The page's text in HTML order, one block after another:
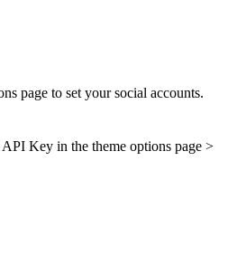
page to set your social accounts.
API Key in the theme options page >